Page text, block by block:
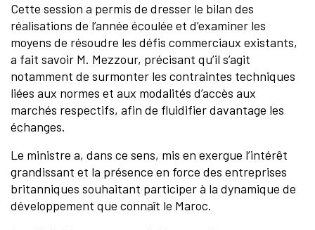
Cette session a permis de dresser le bilan des
réalisations de l’année écoulée et d’examiner les
moyens de résoudre les défis commerciaux existants,
a fait savoir M. Mezzour, précisant qu’il s’agit
notamment de surmonter les contraintes techniques
liées aux normes et aux modalités d’accès aux
marchés respectifs, afin de fluidifier davantage les
échanges.
Le ministre a, dans ce sens, mis en exergue l’intérêt
grandissant et la présence en force des entreprises
britanniques souhaitant participer à la dynamique de
développement que connaît le Maroc.